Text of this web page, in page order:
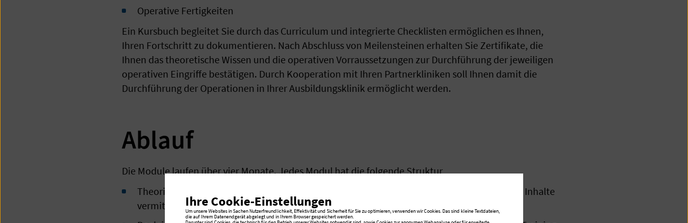
Operative Fertigkeiten
Ein Kursbuch begleitet Sie durch das Curriculum und integrierte Checklisten ermöglichen es Ihnen,
Ihren Fortschritt zu dokumentieren. Nach Abschluss von Meilensteinen erhalten Sie Zertifikate, die
Ihnen das theoretische Wissen und die operativen Vorraussetzungen zur Durchführung der jeweiligen
operativen Eingriffe bestätigen. Durch Kooperation mit Ihren Partnerkliniken soll Ihnen damit die
Durchführung der Operationen in Ihrer Ausbildungsklinik ermöglicht werden.
Ablauf
Die Module laufen über vier Monate. Jedes Modul hat die folgende Struktur
Theorie: Einmal pro Monat finden dreistündige Seminare statt, in denen die theoretischen Inhalte
vermittelt werden.Ihre Cookie-Einstellungen
Um unsere Websites in Sachen Nutzerfreundlichkeit, Effektivität und Sicherheit für Sie zu optimieren, verwenden wir Cookies. Das sind kleine Textdateien,
die auf Ihrem Datenendgerät abgelegt und in Ihrem Browser gespeichert werden.